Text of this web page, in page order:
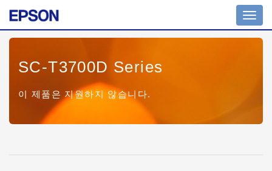
SC-T3700D Series
이 제품은 지원하지 않습니다.